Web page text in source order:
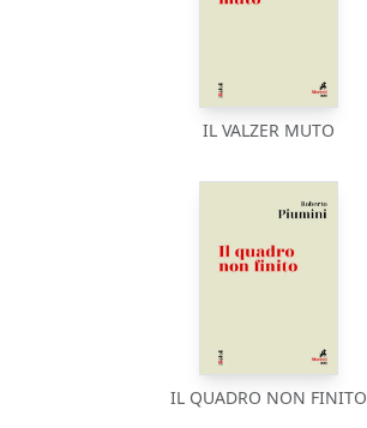
IL VALZER MUTO
IL QUADRO NON FINITO